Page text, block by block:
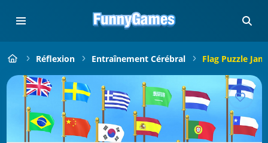
Réflexion Entraînement Cérébral Flag Puzzle